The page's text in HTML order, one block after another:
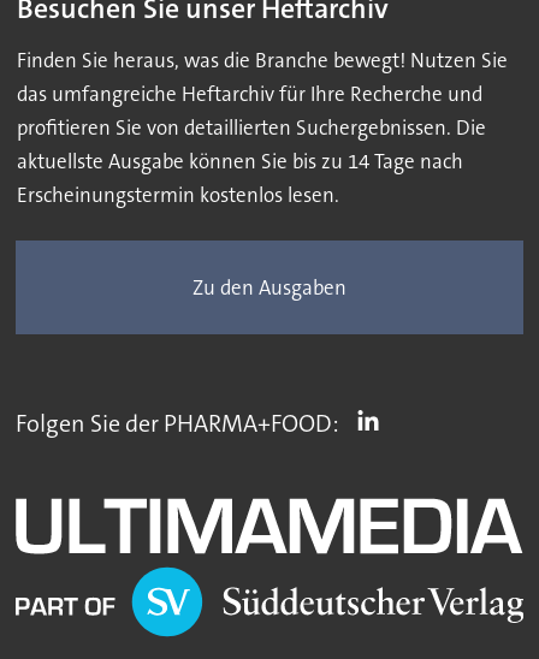
Besuchen Sie unser Heftarchiv
Finden Sie heraus, was die Branche bewegt! Nutzen Sie
das umfangreiche Heftarchiv für Ihre Recherche und
profitieren Sie von detaillierten Suchergebnissen. Die
aktuellste Ausgabe können Sie bis zu 14 Tage nach
Erscheinungstermin kostenlos lesen.
Zu den Ausgaben
Folgen Sie der PHARMA+FOOD: